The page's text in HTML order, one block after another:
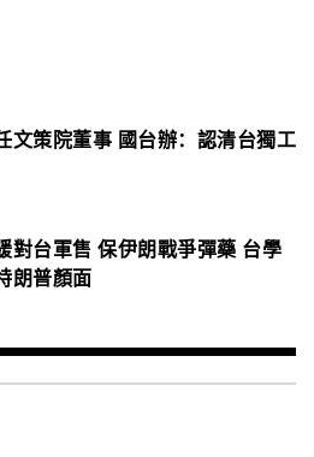
文策院董事 國台辦：認清台獨工
對台軍售 保伊朗戰爭彈藥 台學
朗普顏面